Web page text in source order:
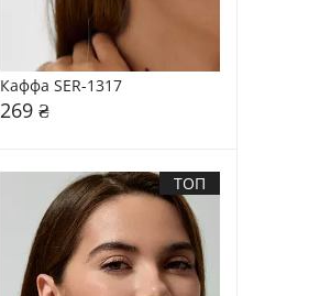
Каффа SER-1317
269 ₴
ТОП